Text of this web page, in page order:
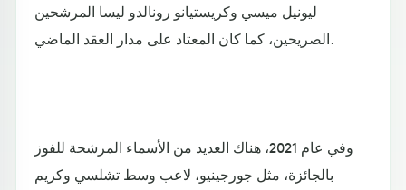
ليونيل ميسي وكريستيانو رونالدو ليسا المرشحين
الصريحين، كما كان المعتاد على مدار العقد الماضي.
وفي عام 2021، هناك العديد من الأسماء المرشحة للفوز
بالجائزة، مثل جورجينيو، لاعب وسط تشلسي وكريم